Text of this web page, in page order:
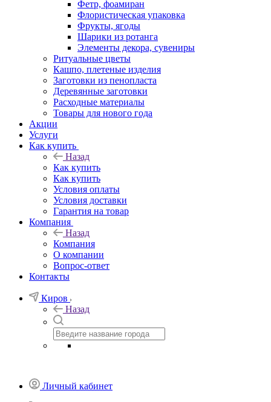
Фетр, фоамиран
Флористическая упаковка
Фрукты, ягоды
Шарики из ротанга
Элементы декора, сувениры
Ритуальные цветы
Кашпо, плетеные изделия
Заготовки из пенопласта
Деревянные заготовки
Расходные материалы
Товары для нового года
Акции
Услуги
Как купить
Назад
Как купить
Как купить
Условия оплаты
Условия доставки
Гарантия на товар
Компания
Назад
Компания
О компании
Вопрос-ответ
Контакты
Киров
Назад
Личный кабинет